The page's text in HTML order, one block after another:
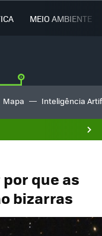
MEIO AMBIENTE
Mapa Inteligência
que as
bizarras